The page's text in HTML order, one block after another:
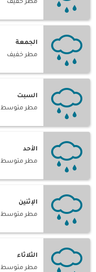
مطر خفيف
الجمعة
مطر خفيف
السبت
مطر متوسط
الأحد
مطر متوسط
الإثنين
مطر متوسط
الثلاثاء
مطر متوسط